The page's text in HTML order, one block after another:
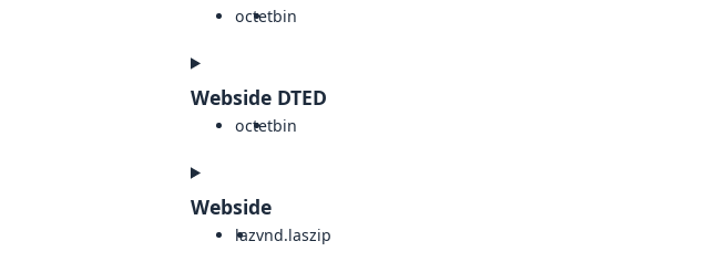
octetbin
Webside DTED
octetbin
Webside
lazvnd.laszip